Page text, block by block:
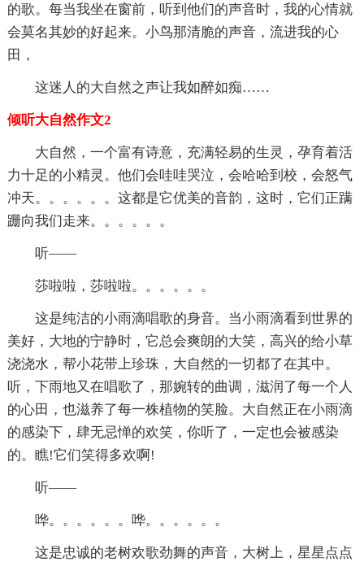
的歌。每当我坐在窗前，听到他们的声音时，我的心情就
会莫名其妙的好起来。小鸟那清脆的声音，流进我的心
田，
这迷人的大自然之声让我如醉如痴……
倾听大自然作文2
大自然，一个富有诗意，充满轻易的生灵，孕育着活
力十足的小精灵。他们会哇哇哭泣，会哈哈到校，会怒气
冲天。。。。。。这都是它优美的音韵，这时，它们正蹒
跚向我们走来。。。。。。
听——
莎啦啦，莎啦啦。。。。。。
这是纯洁的小雨滴唱歌的身音。当小雨滴看到世界的
美好，大地的宁静时，它总会爽朗的大笑，高兴的给小草
浇浇水，帮小花带上珍珠，大自然的一切都了在其中。
听，下雨地又在唱歌了，那婉转的曲调，滋润了每一个人
的心田，也滋养了每一株植物的笑脸。大自然正在小雨滴
的感染下，肆无忌惮的欢笑，你听了，一定也会被感染
的。瞧!它们笑得多欢啊!
听——
哗。。。。。。哗。。。。。。
这是忠诚的老树欢歌劲舞的声音，大树上，星星点点